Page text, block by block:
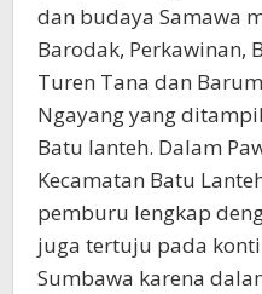
dan budaya Samawa
Barodak, Perkawinan,
Turen Tana dan
Ngayang yang
Batu lanteh. Dalam
Kecamatan Batu
pemburu lengkap
juga tertuju pada
Sumbawa karena